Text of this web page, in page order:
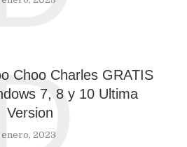
Choo Charles GRATIS
7, 8 y 10 Ultima
Version
enero, 2023